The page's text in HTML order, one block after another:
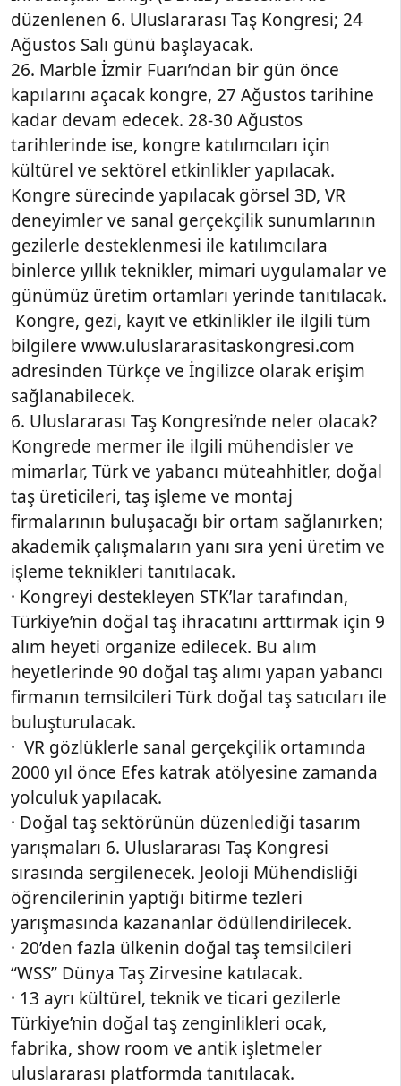
düzenlenen 6. Uluslararası Taş Kongresi; 24
Ağustos Salı günü başlayacak.
26. Marble İzmir Fuarı’ndan bir gün önce
kapılarını açacak kongre, 27 Ağustos tarihine
kadar devam edecek. 28-30 Ağustos
tarihlerinde ise, kongre katılımcıları için
kültürel ve sektörel etkinlikler yapılacak.
Kongre sürecinde yapılacak görsel 3D, VR
deneyimler ve sanal gerçekçilik sunumlarının
gezilerle desteklenmesi ile katılımcılara
binlerce yıllık teknikler, mimari uygulamalar ve
günümüz üretim ortamları yerinde tanıtılacak.
Kongre, gezi, kayıt ve etkinlikler ile ilgili tüm
bilgilere www.uluslararasitaskongresi.com
adresinden Türkçe ve İngilizce olarak erişim
sağlanabilecek.
6. Uluslararası Taş Kongresi’nde neler olacak?
Kongrede mermer ile ilgili mühendisler ve
mimarlar, Türk ve yabancı müteahhitler, doğal
taş üreticileri, taş işleme ve montaj
firmalarının buluşacağı bir ortam sağlanırken;
akademik çalışmaların yanı sıra yeni üretim ve
işleme teknikleri tanıtılacak.
· Kongreyi destekleyen STK’lar tarafından,
Türkiye’nin doğal taş ihracatını arttırmak için 9
alım heyeti organize edilecek. Bu alım
heyetlerinde 90 doğal taş alımı yapan yabancı
firmanın temsilcileri Türk doğal taş satıcıları ile
buluşturulacak.
· VR gözlüklerle sanal gerçekçilik ortamında
2000 yıl önce Efes katrak atölyesine zamanda
yolculuk yapılacak.
· Doğal taş sektörünün düzenlediği tasarım
yarışmaları 6. Uluslararası Taş Kongresi
sırasında sergilenecek. Jeoloji Mühendisliği
öğrencilerinin yaptığı bitirme tezleri
yarışmasında kazananlar ödüllendirilecek.
· 20’den fazla ülkenin doğal taş temsilcileri
“WSS” Dünya Taş Zirvesine katılacak.
· 13 ayrı kültürel, teknik ve ticari gezilerle
Türkiye’nin doğal taş zenginlikleri ocak,
fabrika, show room ve antik işletmeler
uluslararası platformda tanıtılacak.